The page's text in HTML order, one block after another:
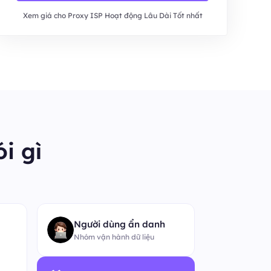
Xem giá cho Proxy ISP Hoạt động Lâu Dài Tốt nhất
gì
Người dùng ẩn danh
Nhóm vận hành dữ liệu